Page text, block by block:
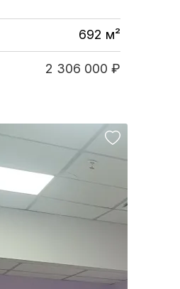
692 м²
2 306 000 ₽